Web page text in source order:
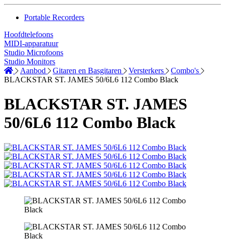
Portable Recorders
Hoofdtelefoons
MIDI-apparatuur
Studio Microfoons
Studio Monitors
Aanbod
Gitaren en Basgitaren Versterkers
Combo's
BLACKSTAR ST. JAMES 50/6L6 112 Combo Black
BLACKSTAR ST. JAMES
50/6L6 112 Combo Black